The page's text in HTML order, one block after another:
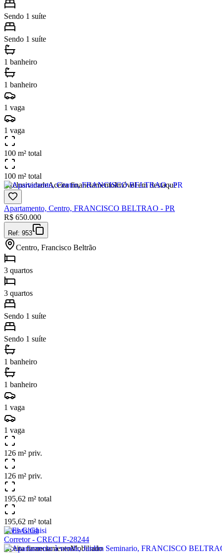
Sendo 1 suíte
Sendo 1 suíte
1 banheiro
1 banheiro
1 vaga
1 vaga
100 m² total
100 m² total
ExclusividadeAceita financiamentoImóvel em destaque
Apartamento, Centro, FRANCISCO BELTRAO - PR
R$ 650.000
Ref: 953
Centro, Francisco Beltrão
3 quartos
3 quartos
Sendo 1 suíte
Sendo 1 suíte
1 banheiro
1 banheiro
1 vaga
1 vaga
126 m² priv.
126 m² priv.
195,62 m² total
195,62 m² total
Elvis Ghisi
Corretor - CRECI F-28244
Aceita financiamentoMobiliado